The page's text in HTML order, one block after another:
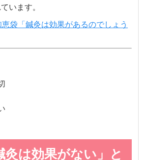
います。
袋「鍼灸は効果があるのでしょう
灸は効果がない」と